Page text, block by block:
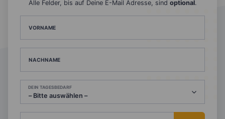
Alle Felder, bis auf Deine E-Mail Adresse, sind optional.
VORNAME
NACHNAME
DEIN TAGESBEDARF